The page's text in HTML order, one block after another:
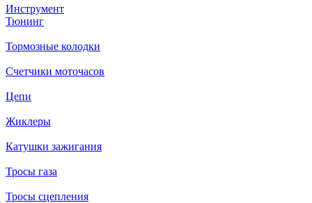
Инструмент
Тюнинг
Тормозные колодки
Счетчики моточасов
Цепи
Жиклеры
Катушки зажигания
Тросы газа
Тросы сцепления